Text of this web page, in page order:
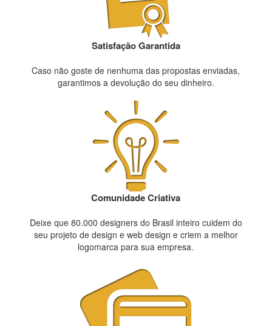
Satisfação Garantida
Caso não goste de nenhuma das propostas enviadas,
garantimos a devolução do seu dinheiro.
Comunidade Criativa
Deixe que 80.000 designers do Brasil inteiro cuidem do
seu projeto de design e web design e criem a melhor
logomarca para sua empresa.